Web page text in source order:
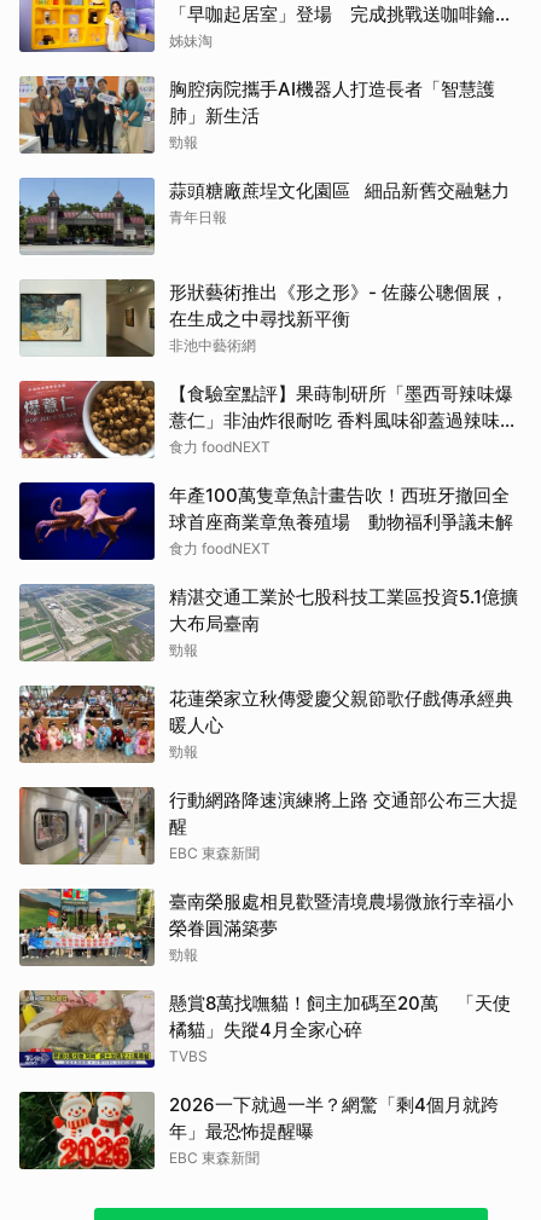
「早咖起居室」登場 完成挑戰送咖啡鑰匙
圈
姊妹淘
胸腔病院攜手AI機器人打造長者「智慧護
肺」新生活
勁報
蒜頭糖廠蔗埕文化園區 細品新舊交融魅力
青年日報
形狀藝術推出《形之形》- 佐藤公聰個展，
在生成之中尋找新平衡
非池中藝術網
【食驗室點評】果蒔制研所「墨西哥辣味爆
薏仁」非油炸很耐吃 香料風味卻蓋過辣味特
色
食力 foodNEXT
年產100萬隻章魚計畫告吹！西班牙撤回全
球首座商業章魚養殖場 動物福利爭議未解
食力 foodNEXT
精湛交通工業於七股科技工業區投資5.1億擴
大布局臺南
勁報
花蓮榮家立秋傳愛慶父親節歌仔戲傳承經典
暖人心
勁報
行動網路降速演練將上路 交通部公布三大提
醒
EBC 東森新聞
臺南榮服處相見歡暨清境農場微旅行幸福小
榮眷圓滿築夢
勁報
懸賞8萬找嘸貓！飼主加碼至20萬 「天使
橘貓」失蹤4月全家心碎
TVBS
2026一下就過一半？網驚「剩4個月就跨
年」最恐怖提醒曝
EBC 東森新聞